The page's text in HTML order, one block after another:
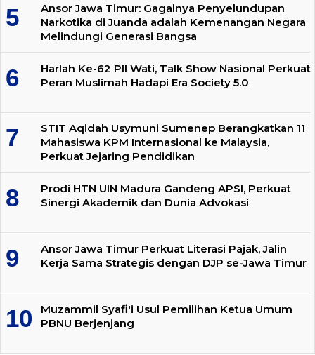
Ansor Jawa Timur: Gagalnya Penyelundupan
Narkotika di Juanda adalah Kemenangan Negara
Melindungi Generasi Bangsa
Harlah Ke-62 PII Wati, Talk Show Nasional Perkuat
Peran Muslimah Hadapi Era Society 5.0
STIT Aqidah Usymuni Sumenep Berangkatkan 11
Mahasiswa KPM Internasional ke Malaysia,
Perkuat Jejaring Pendidikan
Prodi HTN UIN Madura Gandeng APSI, Perkuat
Sinergi Akademik dan Dunia Advokasi
Ansor Jawa Timur Perkuat Literasi Pajak, Jalin
Kerja Sama Strategis dengan DJP se-Jawa Timur
Muzammil Syafi'i Usul Pemilihan Ketua Umum
PBNU Berjenjang